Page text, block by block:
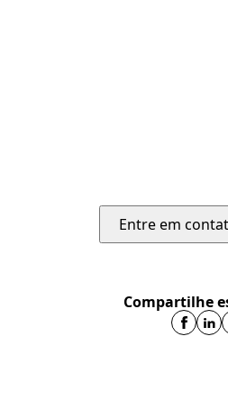
Entre em
Compartilhe